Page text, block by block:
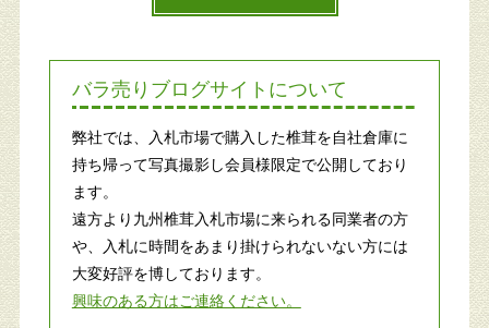
バラ売りブログサイトについて
弊社では、入札市場で購入した椎茸を自社倉庫に
持ち帰って写真撮影し会員様限定で公開しており
ます。
遠方より九州椎茸入札市場に来られる同業者の方
や、入札に時間をあまり掛けられないない方には
大変好評を博しております。
興味のある方はご連絡ください。